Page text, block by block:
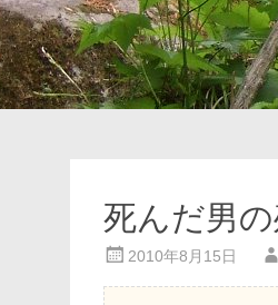
死んだ男
2010年8月15日